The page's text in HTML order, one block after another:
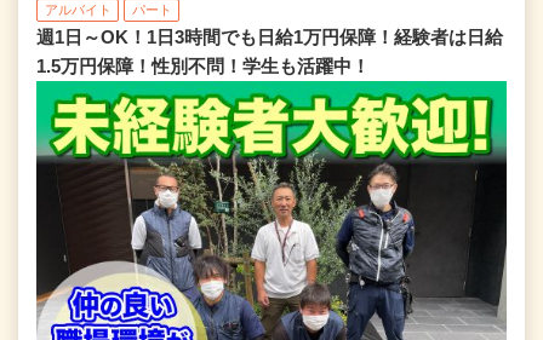
アルバイト パート
週1日～OK！1日3時間でも日給1万円保障！経験者は日給
1.5万円保障！性別不問！学生も活躍中！